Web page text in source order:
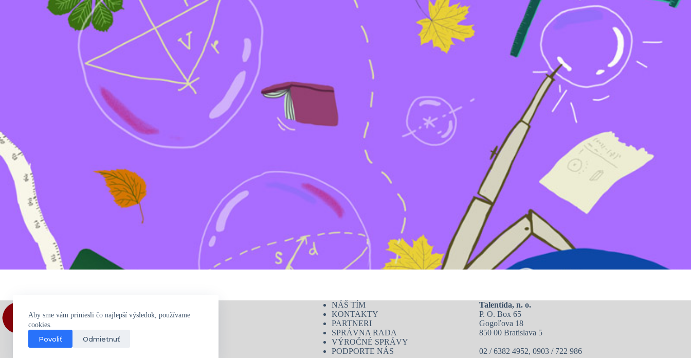
Aby sme vám priniesli čo najlepší výsledok, používame
cookies.
Povoliť Odmietnuť
NÁŠ TÍM
KONTAKTY
PARTNERI
SPRÁVNA RADA
VÝROČNÉ SPRÁVY
PODPORTE NÁS
Talentída, n. o.
P. O. Box 65
Gogoľova 18
850 00 Bratislava 5
02 / 6382 4952, 0903 / 722 986